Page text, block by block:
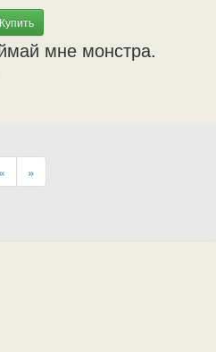
Купить
мне монстра.
« »